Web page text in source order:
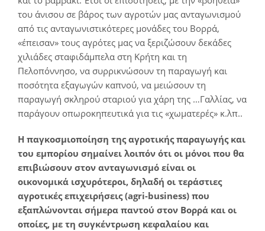
του άνισου σε βάρος των αγροτών μας ανταγωνισμού
από τις ανταγωνιστικότερες μονάδες του Βορρά,
«έπεισαν» τους αγρότες μας να ξεριζώσουν δεκάδες
χιλιάδες σταφιδάμπελα στη Κρήτη και τη
Πελοπόννησο, να συρρικνώσουν τη παραγωγή και
ποσότητα εξαγωγών καπνού, να μειώσουν τη
παραγωγή σκληρού σταριού για χάρη της …Γαλλίας, να
παράγουν οπωροκηπευτικά για τις «χωματερές» κ.λπ..
Η παγκοσμιοποίηση της αγροτικής παραγωγής και
του εμπορίου σημαίνει λοιπόν ότι οι μόνοι που θα
επιβιώσουν στον ανταγωνισμό είναι οι
οικονομικά ισχυρότεροι, δηλαδή οι τεράστιες
αγροτικές επιχειρήσεις (agri-business) που
εξαπλώνονται σήμερα παντού στον Βορρά και οι
οποίες, με τη συγκέντρωση κεφαλαίου και